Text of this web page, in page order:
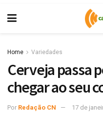
Home Variedades
Cerveja passa
chegar ao seu
Por Redação CN 17 de